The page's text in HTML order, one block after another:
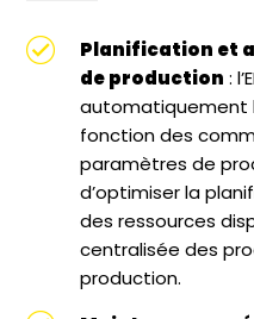
Planification et
de production :
automatiquement
fonction des
paramètres de
d’optimiser la
des ressources
centralisée des
production.